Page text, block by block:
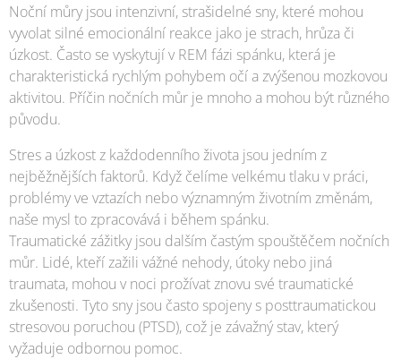
Noční můry jsou intenzivní, strašidelné sny, které mohou
vyvolat silné emocionální reakce jako je strach, hrůza či
úzkost. Často se vyskytují v REM fázi spánku, která je
charakteristická rychlým pohybem očí a zvýšenou mozkovou
aktivitou. Příčin nočních můr je mnoho a mohou být různého
původu.
Stres a úzkost z každodenního života jsou jedním z
nejběžnějších faktorů. Když čelíme velkému tlaku v práci,
problémy ve vztazích nebo významným životním změnám,
naše mysl to zpracovává i během spánku.
Traumatické zážitky jsou dalším častým spouštěčem nočních
můr. Lidé, kteří zažili vážné nehody, útoky nebo jiná
traumata, mohou v noci prožívat znovu své traumatické
zkušenosti. Tyto sny jsou často spojeny s posttraumatickou
stresovou poruchou (PTSD), což je závažný stav, který
vyžaduje odbornou pomoc.